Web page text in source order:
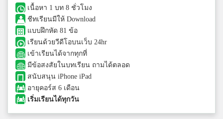
เนื้อหา 1 บท 8 ชั่วโมง
ชีทเรียนมีให้ Download
แบบฝึกหัด 81 ข้อ
เรียนด้วยวีดีโอบนเว็บ 24hr
เข้าเรียนได้จากทุกที่
มีข้อสงสัยในบทเรียน ถามได้ตลอด
สนับสนุน iPhone iPad
อายุคอร์ส 6 เดือน
เริ่มเรียนได้ทุกวัน